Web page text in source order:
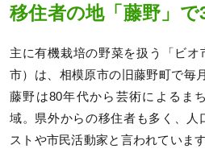
移住者の地「藤野」
主に有機栽培の野菜を扱う「ビ
市）は、相模原市の旧藤野町で毎
藤野は80年代から芸術によるま
域。県外からの移住者も多く、人
ストや市民活動家と言われています